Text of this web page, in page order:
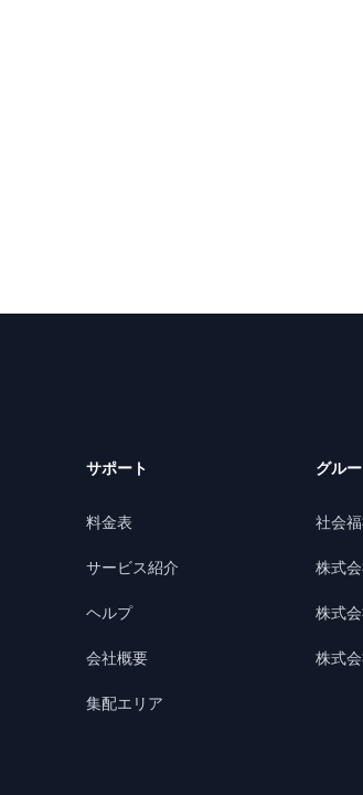
サポート
料金表
サービス紹介
ヘルプ
会社概要
集配エリア
グル
社会
株式
株式
株式